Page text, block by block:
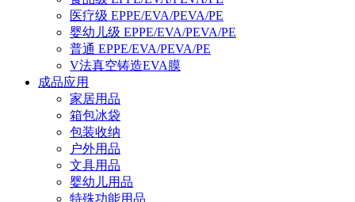
医疗级 EPPE/EVA/PEVA/PE
婴幼儿级 EPPE/EVA/PEVA/PE
普通 EPPE/EVA/PEVA/PE
V法真空铸造EVA膜
成品应用
家居用品
箱包冰袋
包装收纳
户外用品
文具用品
婴幼儿用品
特殊功能用品